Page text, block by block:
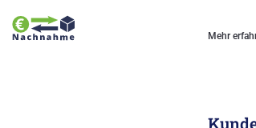
Mehr